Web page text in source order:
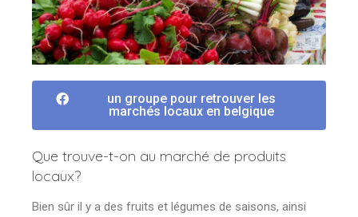
un groupe pour retrouver les
marchés locaux en belgique
Que trouve-t-on au marché de produits
locaux?
Bien sûr il y a des fruits et légumes de saisons, ainsi